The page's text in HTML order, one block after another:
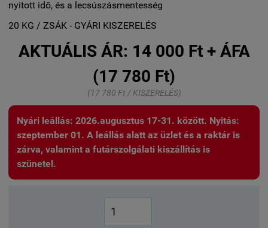
nyitott idő, és a lecsúszásmentesség
20 KG / ZSÁK - GYÁRI KISZERELÉS
AKTUÁLIS ÁR: 14 000 Ft + ÁFA
(17 780 Ft)
(17 780 Ft / KISZERELÉS)
Nyári leállás: 2026.augusztus 17-31. között. Nyitás:
szeptember 01. A leállás alatt az üzlet és a raktár is
zárva, valamint a futárszolgálati kiszállítás is
szünetel.